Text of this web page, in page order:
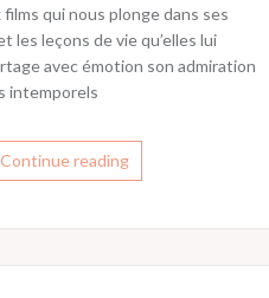
qui nous plonge dans ses
les leçons de vie qu’elles lui
avec émotion son admiration
intemporels
Continue reading